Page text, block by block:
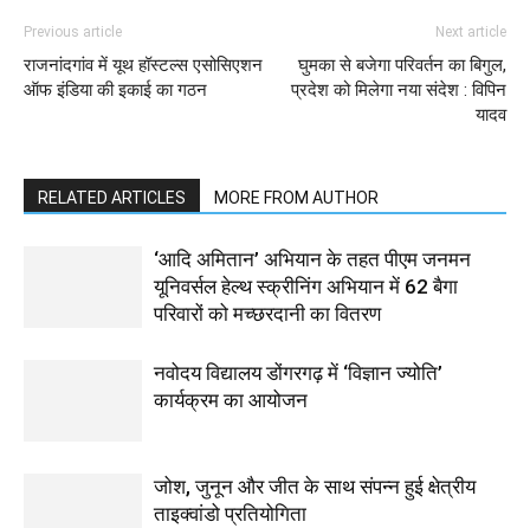
Previous article
राजनांदगांव में यूथ हॉस्टल्स एसोसिएशन
ऑफ इंडिया की इकाई का गठन
Next article
घुमका से बजेगा परिवर्तन का बिगुल,
प्रदेश को मिलेगा नया संदेश : विपिन
यादव
RELATED ARTICLES MORE FROM AUTHOR
‘आदि अमितान’ अभियान के तहत पीएम जनमन
यूनिवर्सल हेल्थ स्क्रीनिंग अभियान में 62 बैगा
परिवारों को मच्छरदानी का वितरण
नवोदय विद्यालय डोंगरगढ़ में ‘विज्ञान ज्योति’
कार्यक्रम का आयोजन
जोश, जुनून और जीत के साथ संपन्न हुई क्षेत्रीय
ताइक्वांडो प्रतियोगिता